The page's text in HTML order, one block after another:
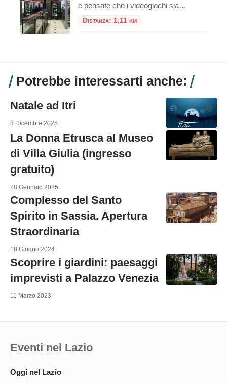
e pensate che i videogiochi siano solo un passatempo moderno, il GAMM Game Museum di Roma è pronto a farvi cambiare idea. Situato a pochi passi dalla Stazione Termini, questo spazio non è una semplice sala giochi, ma un vero e proprio polo culturale riconosciuto, dove la storia del medium interattivo viene preservata, studiata e, […]
Distanza: 1,11 km
Potrebbe interessarti anche:
Natale ad Itri
8 Dicembre 2025
La Donna Etrusca al Museo
di Villa Giulia (ingresso
gratuito)
28 Gennaio 2025
Complesso del Santo
Spirito in Sassia. Apertura
Straordinaria
18 Giugno 2024
Scoprire i giardini: paesaggi
imprevisti a Palazzo Venezia
11 Marzo 2023
Eventi nel Lazio
Oggi nel Lazio